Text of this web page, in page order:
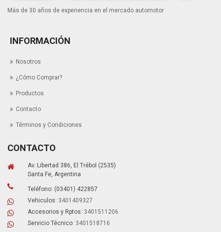
Más de 30 años de experiencia en el mercado automotor
INFORMACIÓN
Nosotros
¿Cómo Comprar?
Productos
Contacto
Términos y Condiciones
CONTACTO
Av. Libertad 386, El Trébol (2535)
Santa Fe, Argentina
Teléfono: (03401) 422857
Vehiculos: 3401409327
Accesorios y Rptos: 3401511206
Servicio Técnico: 3401518716